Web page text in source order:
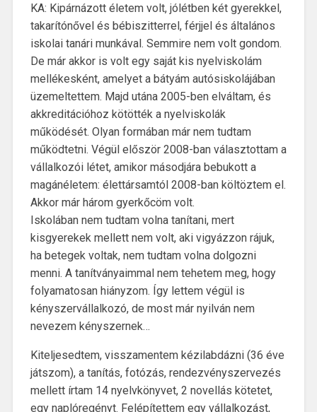
KA: Kipárnázott életem volt, jólétben két gyerekkel,
takarítónővel és bébiszitterrel, férjjel és általános
iskolai tanári munkával. Semmire nem volt gondom.
De már akkor is volt egy saját kis nyelviskolám
mellékesként, amelyet a bátyám autósiskolájában
üzemeltettem. Majd utána 2005-ben elváltam, és
akkreditációhoz kötötték a nyelviskolák
működését. Olyan formában már nem tudtam
működtetni. Végül először 2008-ban választottam a
vállalkozói létet, amikor másodjára bebukott a
magánéletem: élettársamtól 2008-ban költöztem el.
Akkor már három gyerkőcöm volt.
Iskolában nem tudtam volna tanítani, mert
kisgyerekek mellett nem volt, aki vigyázzon rájuk,
ha betegek voltak, nem tudtam volna dolgozni
menni. A tanítványaimmal nem tehetem meg, hogy
folyamatosan hiányzom. Így lettem végül is
kényszervállalkozó, de most már nyilván nem
nevezem kényszernek…
Kiteljesedtem, visszamentem kézilabdázni (36 éve
játszom), a tanítás, fotózás, rendezvényszervezés
mellett írtam 14 nyelvkönyvet, 2 novellás kötetet,
egy naplóregényt. Felépítettem egy vállalkozást,